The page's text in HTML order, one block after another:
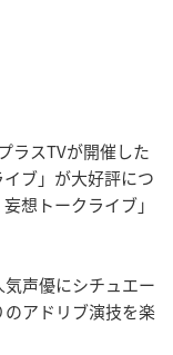
ラスTVが開催した
ブ」が大好評につ
想トークライブ」
声優にシチュエー
アドリブ演技を楽